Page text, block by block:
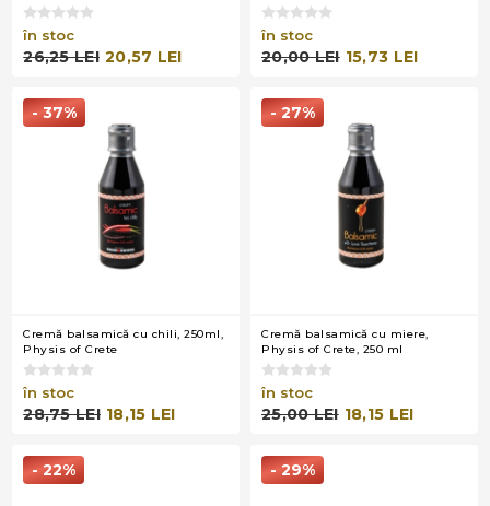
în stoc
26,25 LEI 20,57 LEI
în stoc
20,00 LEI 15,73 LEI
- 37%
Cremă balsamică cu chili, 250ml,
Physis of Crete
în stoc
28,75 LEI 18,15 LEI
- 27%
Cremă balsamică cu miere,
Physis of Crete, 250 ml
în stoc
25,00 LEI 18,15 LEI
- 22% - 29%